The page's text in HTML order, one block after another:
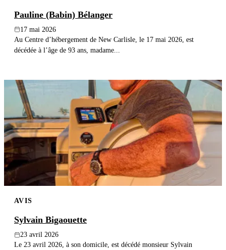
Pauline (Babin) Bélanger
17 mai 2026
Au Centre d’hébergement de New Carlisle, le 17 mai 2026, est
décédée à l’âge de 93 ans, madame...
AVIS
Sylvain Bigaouette
23 avril 2026
Le 23 avril 2026, à son domicile, est décédé monsieur Sylvain